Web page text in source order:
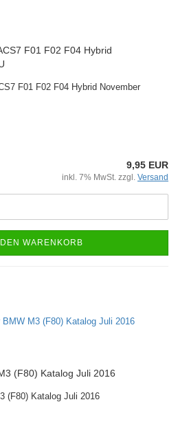
F01 F02 F04 Hybrid
F01 F02 F04 Hybrid November
9,95 EUR
inkl. 7% MwSt. zzgl. Versand
DEN WARENKORB
(F80) Katalog Juli 2016
(F80) Katalog Juli 2016